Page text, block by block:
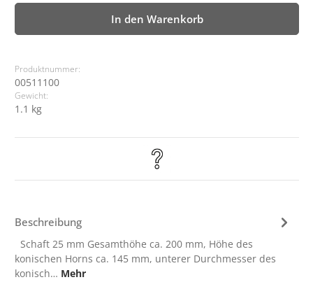
In den Warenkorb
Produktnummer:
00511100
Gewicht:
1.1 kg
Beschreibung
Schaft 25 mm Gesamthöhe ca. 200 mm, Höhe des
konischen Horns ca. 145 mm, unterer Durchmesser des
konisch… Mehr